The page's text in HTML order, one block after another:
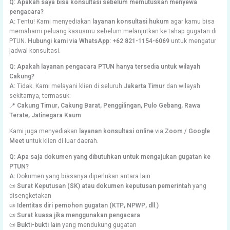
Q: Apakah saya bisa konsultasi sebelum memutuskan menyewa
pengacara?
A:Tentu! Kami menyediakan layanan konsultasi hukum agar kamu bisa
memahami peluang kasusmu sebelum melanjutkan ke tahap gugatan di
PTUN. Hubungi kami via WhatsApp: +62 821-1154-6069 untuk mengatur
jadwal konsultasi.
Q: Apakah layanan pengacara PTUN hanya tersedia untuk wilayah
Cakung?
A:Tidak. Kami melayani klien di seluruh Jakarta Timur dan wilayah
sekitarnya, termasuk:
📍 Cakung Timur, Cakung Barat, Penggilingan, Pulo Gebang, Rawa
Terate, Jatinegara Kaum
Kami juga menyediakan layanan konsultasi onlinevia Zoom / Google
Meet untuk klien di luar daerah.
Q: Apa saja dokumen yang dibutuhkan untuk mengajukan gugatan ke
PTUN?
A: Dokumen yang biasanya diperlukan antara lain:
📜Surat Keputusan (SK) atau dokumen keputusan pemerintahyang
disengketakan
📜 Identitas diri pemohon gugatan (KTP, NPWP, dll.)
📜Surat kuasa jika menggunakan pengacara
📜 Bukti-bukti lainyang mendukung gugatan